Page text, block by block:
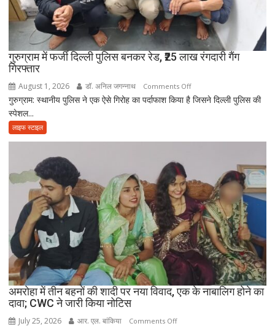
पर
अकेले
हो
वृद्धाश्रम
गुरुग्राम में फर्जी दिल्ली पुलिस बनकर रेड, ₹25 लाख रंगदारी गैंग
गिरफ्तार
August 1, 2026 डॉ. अनिल जगन्नाथ Comments Offon
गुरुग्राम
दिल्ली
रेड,
₹25
लाख
रंगदारी
गैंग
गिरफ्तार
गुरुग्राम: स्थानीय पुलिस ने एक ऐसे गिरोह का पर्दाफाश किया है जिसने दिल्ली पुलिस की
स्पेशल...
लाइफ स्टाइल
अमरोहा में तीन बहनों की शादी पर नया विवाद, एक के नाबालिग होने का
दावा; CWC ने जारी किया नोटिस
July 25, 2026 आर. एल. बांकिया Comments Offon